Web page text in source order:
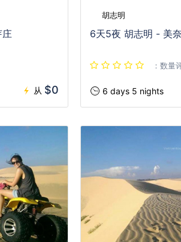
从 $0
胡志明
6天5夜 胡志明 - 美
：数量
6 days 5 nights